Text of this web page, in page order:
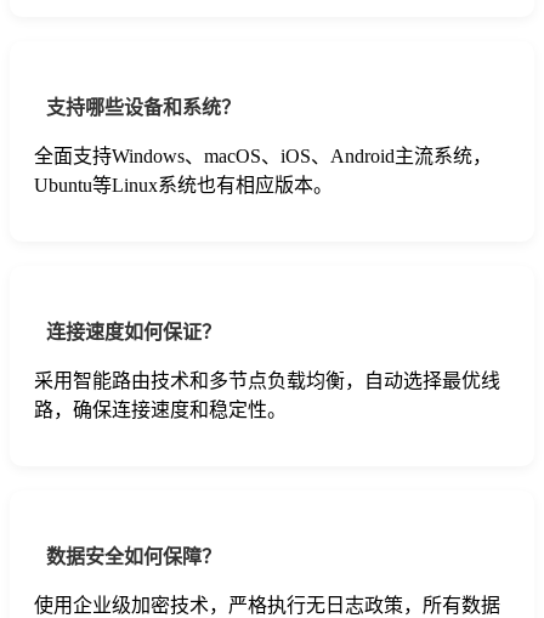
支持哪些设备和系统？
全面支持Windows、macOS、iOS、Android主流系统，
Ubuntu等Linux系统也有相应版本。
连接速度如何保证？
采用智能路由技术和多节点负载均衡，自动选择最优线
路，确保连接速度和稳定性。
数据安全如何保障？
使用企业级加密技术，严格执行无日志政策，所有数据